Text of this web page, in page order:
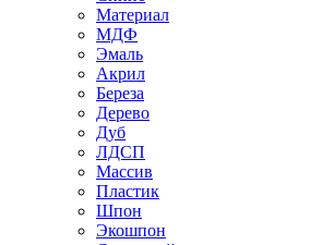
Материал
МДФ
Эмаль
Акрил
Береза
Дерево
Дуб
ЛДСП
Массив
Пластик
Шпон
Экошпон